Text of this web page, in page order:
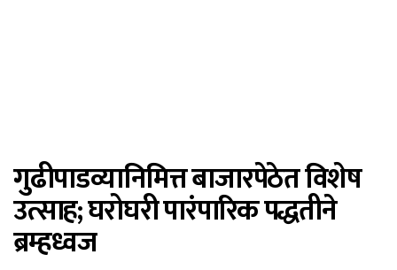
गुढीपाडव्यानिमित्त बाजारपेठेत विशेष
उत्साह; घरोघरी पारंपारिक पद्धतीने
ब्रम्हध्वज